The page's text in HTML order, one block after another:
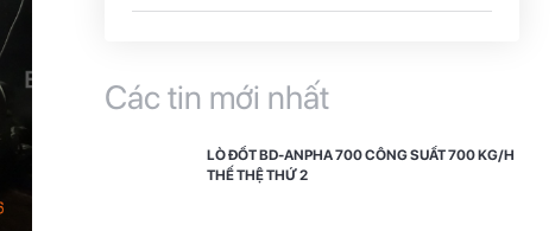
Các tin mới nhất
LÒ ĐỐT BD-ANPHA 700 CÔNG SUẤT 700 KG/H
THẾ THỆ THỨ 2